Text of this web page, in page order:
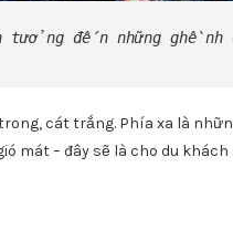
tưởng đến những ghềnh
cát trắng. Phía xa là
mát – đây sẽ là cho du